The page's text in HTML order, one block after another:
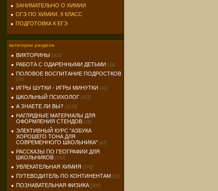
ЗАНИМАТЕЛЬНО О ХИМИИ
ОГЭ ПО ХИМИИ. 9 КЛАСС
ПОДГОТОВКА К ЕГЭ
категории раздела
ВИКТОРИНЫ [303]
РАБОТА С ОДАРЕННЫМИ ДЕТЬМИ [28]
ПОЛОВОЕ ВОСПИТАНИЕ ПОДРОСТКОВ
[21]
ИГРЫ ШУТКИ - ИГРЫ МИНУТКИ [42]
ШКОЛЬНЫЙ ПСИХОЛОГ [317]
А ЗНАЕТЕ ЛИ ВЫ? [2228]
НАГЛЯДНЫЕ МАТЕРИАЛЫ ДЛЯ
ОФОРМЛЕНИЯ СТЕНДОВ [29]
ЭЛЕКТИВНЫЙ КУРС "АЗБУКА
ХОРОШЕГО ТОНА ДЛЯ
СОВРЕМЕННОГО ШКОЛЬНИКА" [47]
РАССКАЗЫ ПО ГЕОГРАФИИ ДЛЯ
ШКОЛЬНИКОВ [210]
УВЛЕКАТЕЛЬНАЯ ХИМИЯ [378]
ПУТЕВОДИТЕЛЬ ПО КОНТИНЕНТАМ [42]
ПОЗНАВАТЕЛЬНАЯ ФИЗИКА [305]